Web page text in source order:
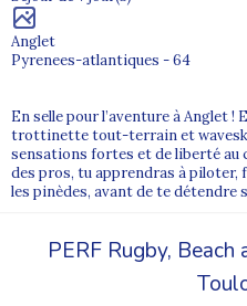
Anglet
Pyrenees-atlantiques - 64
En selle pour l’aventure à Anglet
trottinette tout-terrain et
sensations fortes et de liberté au
des pros, tu apprendras à
les pinèdes, avant de te détendre
PERF Rugby,